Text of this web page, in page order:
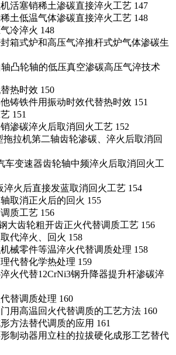
活塞销稀土渗碳直接淬火工艺 147
土低温气体渗碳直接淬火工艺 148
冷淬火 148
箱式炉和高压气淬推杆式炉气体渗碳生
凸轮轴的低压真空渗碳高压气淬技术
热时效 150
铸铁件用振动时效代替热时效 151
151
渗碳淬火后取消回火工艺 152
拖拉机第二轴齿轮渗碳、淬火后取消回
车变速器齿轮轴中频淬火后取消回火工
淬火后直接发蓝取消回火工艺 154
取消正火后的回火 155
质工艺 156
大齿轮粗开齿正火代替调质工艺 156
代淬火、回火 158
械零件等温淬火代替调质处理 158
代替化学热处理 159
火代替12CrNi3钢升降器提升杆渗碳淬
替调质处理 160
用高温回火代替调质的工艺方法 160
方法替代调质的应用 161
制动器用立柱的拉拔硬化成形工艺替代